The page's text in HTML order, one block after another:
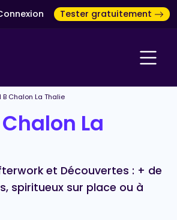
Tester gratuitement
Chalon La Thalie
La
et Découvertes : + de
spiritueux sur place ou à